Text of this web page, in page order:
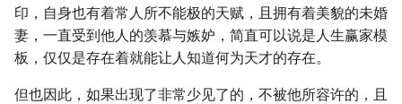
印，自身也有着常人所不能极的天赋，且拥有着美貌的未婚
妻，一直受到他人的羡慕与嫉妒，简直可以说是人生赢家模
板，仅仅是存在着就能让人知道何为天才的存在。
但也因此，如果出现了非常少见了的，不被他所容许的，且